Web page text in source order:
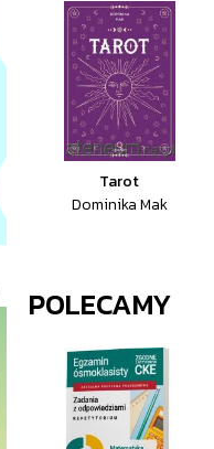
Tarot
Dominika Mak
POLECAMY